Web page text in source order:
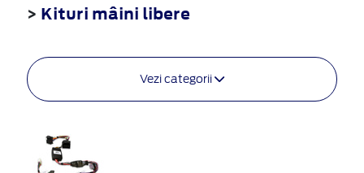
> Kituri mâini libere
Vezi categorii